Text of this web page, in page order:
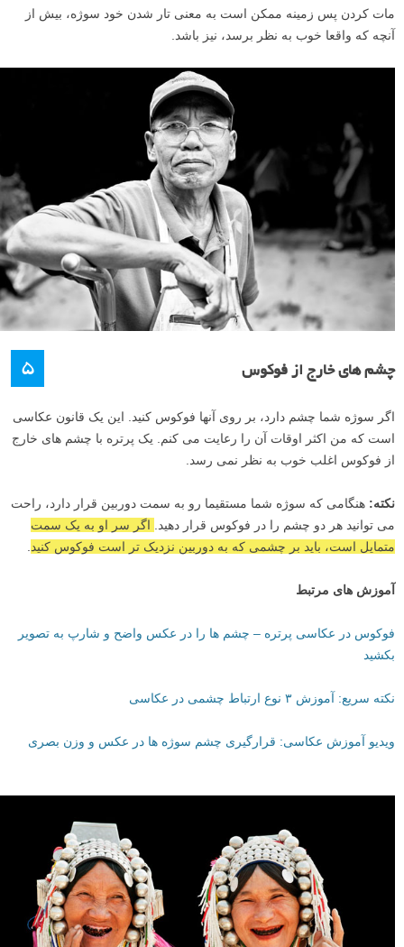
مات کردن پس زمینه ممکن است به معنی تار شدن خود سوژه، بیش از
آنچه که واقعا خوب به نظر برسد، نیز باشد.
۵ چشم های خارج از فوکوس
اگر سوژه شما چشم دارد، بر روی آنها فوکوس کنید. این یک قانون عکاسی
است که من اکثر اوقات آن را رعایت می کنم. یک پرتره با چشم های خارج
از فوکوس اغلب خوب به نظر نمی رسد.
نکته: هنگامی که سوژه شما مستقیما رو به سمت دوربین قرار دارد، راحت
می توانید هر دو چشم را در فوکوس قرار دهید.
اگر سر او به یک سمت
متمایل است، باید بر چشمی که به دوربین نزدیک تر است فوکوس کنید
آموزش های مرتبط
فوکوس در عکاسی پرتره – چشم ها را در عکس واضح و شارپ به تصویر
بکشید
نکته سریع: آموزش ۳ نوع ارتباط چشمی در عکاسی
ویدیو آموزش عکاسی: قرارگیری چشم سوژه ها در عکس و وزن بصری